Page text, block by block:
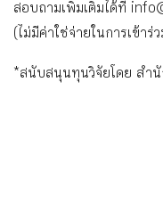
สอบถามเพิ่มเติมได้ที่
(ไม่มีค่าใช่จ่ายในการเข้าร
*สนับสนุนทุนวิจัยโดย สำ